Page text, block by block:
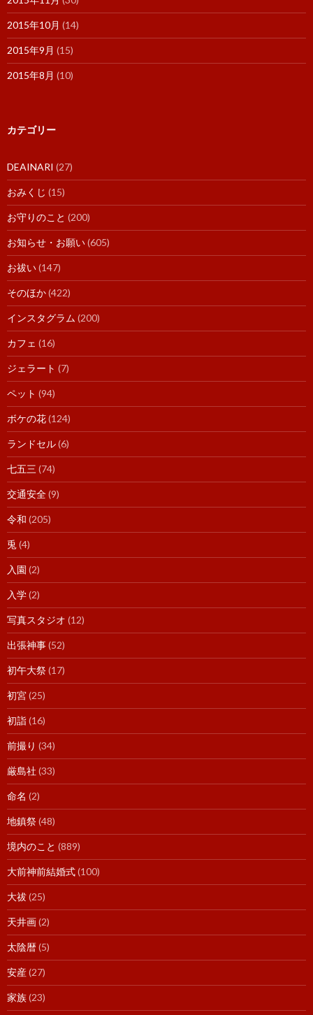
2015年10月 (14)
2015年9月 (15)
2015年8月 (10)
カテゴリー
DEAINARI (27)
おみくじ (15)
お守りのこと (200)
お知らせ・お願い(605)
お祓い(147)
そのほか(422)
インスタグラム (200)
カフェ (16)
ジェラート (7)
ペット (94)
ボケの花(124)
ランドセル(6)
七五三 (74)
交通安全(9)
令和 (205)
兎 (4)
入園 (2)
入学(2)
写真スタジオ (12)
出張神事(52)
初午大祭(17)
初宮(25)
初詣(16)
前撮り (34)
厳島社 (33)
命名 (2)
地鎮祭(48)
境内のこと (889)
大前神前結婚式(100)
大祓(25)
天井画(2)
太陰暦(5)
安産(27)
家族(23)